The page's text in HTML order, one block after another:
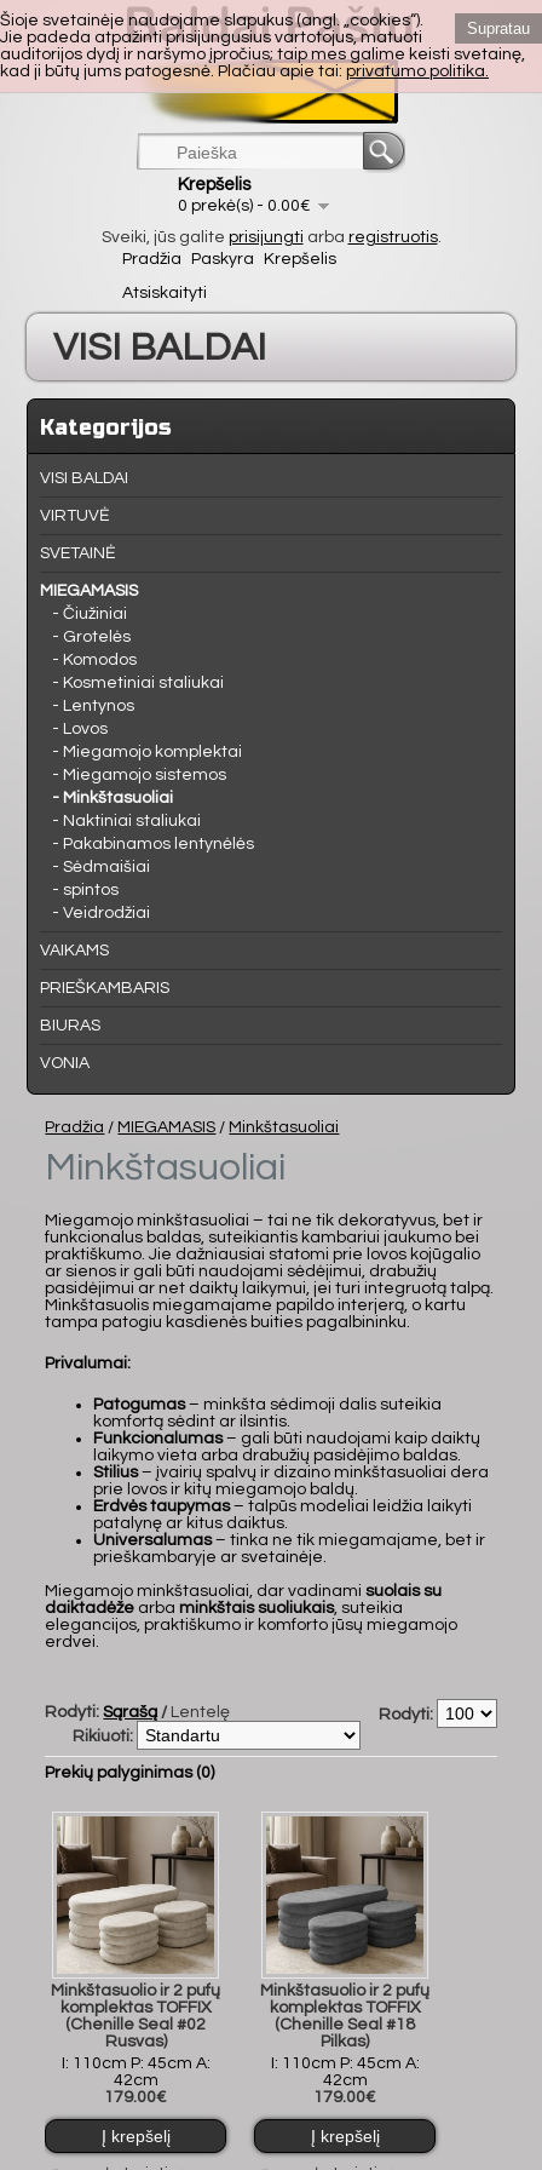
Krepšelis
0 prekė(s) - 0.00€
Sveiki, jūs galite prisijungti arba registruotis.
Pradžia
Paskyra
Krepšelis
Atsiskaityti
VISI BALDAI
VIRTUVĖ
SVETAINĖ
MIEGAMASIS
VAIKAMS
PRIEŠKAMBARIS
BIURAS
VONIA
Kategorijos
VISI BALDAI
VIRTUVĖ
SVETAINĖ
MIEGAMASIS
- Čiužiniai
- Grotelės
- Komodos
- Kosmetiniai staliukai
- Lentynos
- Lovos
- Miegamojo komplektai
- Miegamojo sistemos
- Minkštasuoliai
- Naktiniai staliukai
- Pakabinamos lentynėlės
- Sėdmaišiai
- spintos
- Veidrodžiai
VAIKAMS
PRIEŠKAMBARIS
BIURAS
VONIA
Pradžia / MIEGAMASIS / Minkštasuoliai
Minkštasuoliai
Miegamojo minkštasuoliai – tai ne tik dekoratyvus, bet ir
funkcionalus baldas, suteikiantis kambariui jaukumo bei
praktiškumo. Jie dažniausiai statomi prie lovos kojūgalio
ar sienos ir gali būti naudojami sėdėjimui, drabužių
pasidėjimui ar net daiktų laikymui, jei turi integruotą talpą.
Minkštasuolis miegamajame papildo interjerą, o kartu
tampa patogiu kasdienės buities pagalbininku.
Privalumai:
Patogumas– minkšta sėdimoji dalis suteikia
komfortą sėdint ar ilsintis.
Funkcionalumas– gali būti naudojami kaip daiktų
laikymo vieta arba drabužių pasidėjimo baldas.
Stilius– įvairių spalvų ir dizaino minkštasuoliai dera
prie lovos ir kitų miegamojo baldų.
Erdvės taupymas– talpūs modeliai leidžia laikyti
patalynę ar kitus daiktus.
Universalumas– tinka ne tik miegamajame, bet ir
prieškambaryje ar svetainėje.
Miegamojo minkštasuoliai, dar vadinamisuolais su
daiktadėže arba minkštais suoliukais, suteikia
elegancijos, praktiškumo ir komforto jūsų miegamojo
erdvei.
Rodyti: Sąrašą / Lentelę
Rodyti:
Rikiuoti:
Prekių palyginimas (0)
Minkštasuolio ir 2 pufų
komplektas TOFFIX
(Chenille Seal #02
Rusvas)
I: 110cm P: 45cm A:
42cm
179.00€
Minkštasuolio ir 2 pufų
komplektas TOFFIX
(Chenille Seal #18
Pilkas)
I: 110cm P: 45cm A:
42cm
179.00€
Supratau
Šioje svetainėje naudojame slapukus (angl. „cookies“).
Jie padeda atpažinti prisijungusius vartotojus, matuoti
auditorijos dydį ir naršymo įpročius; taip mes galime keisti svetainę,
kad ji būtų jums patogesnė. Plačiau apie tai: privatumo politika.